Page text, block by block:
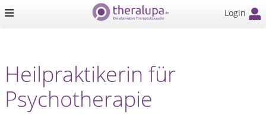
Login
Heilpraktikerin für
Psychotherapie